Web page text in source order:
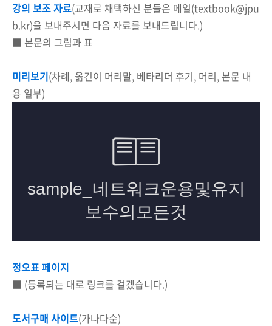
강의 보조 자료(교재로 채택하신 분들은 메일(textbook@jpu
b.kr)을 보내주시면 다음 자료를 보내드립니다.)
■ 본문의 그림과 표
미리보기(차례, 옮긴이 머리말, 베타리더 후기, 머리, 본문 내
용 일부)
정오표 페이지
■ (등록되는 대로 링크를 걸겠습니다.)
도서구매 사이트(가나다순)